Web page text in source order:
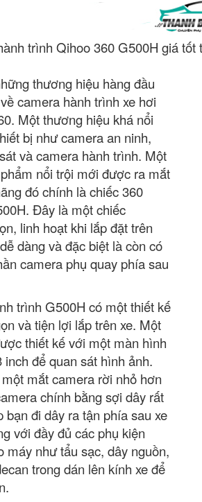
trình Qihoo 360 G500H giá tốt
thương hiệu hàng đầu
camera hành trình xe hơi
Một thương hiệu khá nổi
bị như camera an ninh,
và camera hành trình. Một
nổi trội mới được ra mắt
đó chính là chiếc 360
Đây là một chiếc
linh hoạt khi lắp đặt trên
dàng và đặc biệt là còn có
camera phụ quay phía sau
trình G500H có một thiết kế
và tiện lợi lắp trên xe. Một
thiết kế với một màn hình
inch để quan sát hình ảnh.
mắt camera rời nhỏ hơn
chính bằng sợi dây rất
bạn đi dây ra tận phía sau xe
với đầy đủ các phụ kiện
máy như tẩu sạc, dây nguồn,
trong dán lên kính xe để